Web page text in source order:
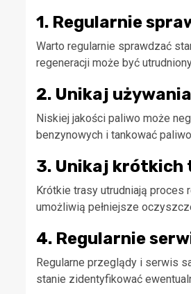
1. Regularnie
Warto regularnie sprawdzać
regeneracji może być
2. Unikaj
Niskiej jakości paliwo może
benzynowych i tankować
3. Unikaj krótkich
Krótkie trasy utrudniają proces
umożliwią pełniejsze
4. Regularnie
Regularne przeglądy i serwis
stanie zidentyfikować